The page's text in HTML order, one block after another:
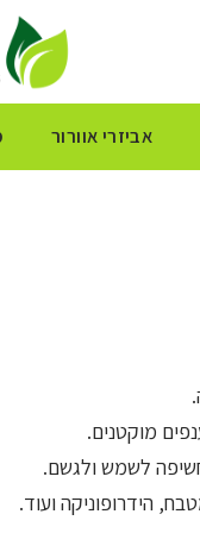
אביזרי אוורור
מוקטנים.
לשמש ולגשם.
הידרופוניקה ועוד.